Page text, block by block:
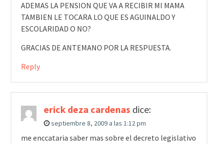
ADEMAS LA PENSION QUE VA A RECIBIR MI MAMA
TAMBIEN LE TOCARA LO QUE ES AGUINALDO Y
ESCOLARIDAD O NO?
GRACIAS DE ANTEMANO POR LA RESPUESTA.
Reply
erick deza cardenas dice:
septiembre 8, 2009 a las 1:12 pm
me enccataria saber mas sobre el decreto legislativo